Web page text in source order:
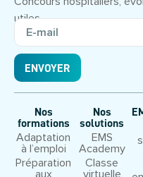
utiles.
ENVOYER
Nos
formations
Adaptation
à l’emploi
Préparation
Nos
solutions
EMS
Academy
Classe